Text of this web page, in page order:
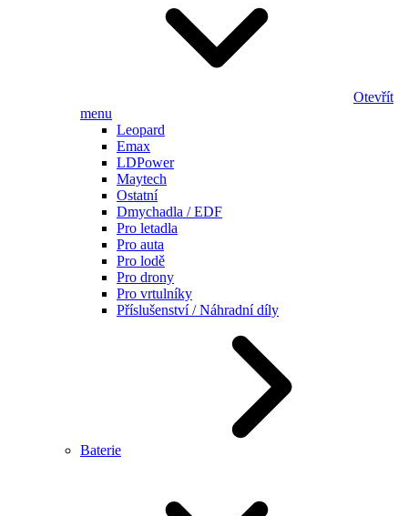
Otevřít
menu
Leopard
Emax
LDPower
Maytech
Ostatní
Dmychadla / EDF
Pro letadla
Pro auta
Pro lodě
Pro drony
Pro vrtulníky
Příslušenství / Náhradní díly
Baterie